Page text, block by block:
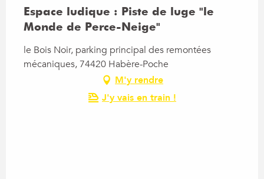
Espace ludique : Piste de luge "le
Monde de Perce-Neige"
le Bois Noir, parking principal des remontées
mécaniques, 74420 Habère-Poche
M'y rendre
J'y vais en train !